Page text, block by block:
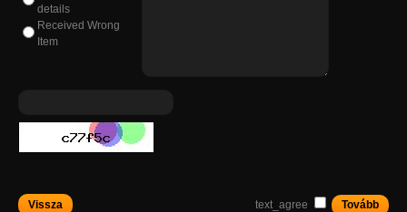
details
Received Wrong
Item
Vissza text_agree